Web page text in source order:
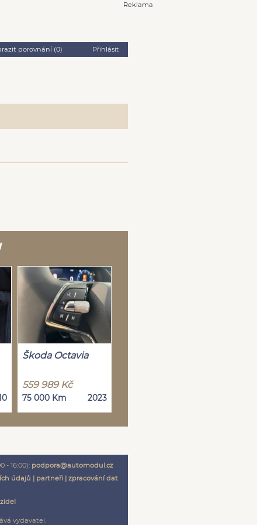
Reklama
porovnání (0) Přihlásit
Škoda Octavia
559 989 Kč
75 000 Km 2023
- 16:00): podpora@automodul.cz
údajů | partneři| zpracování dat
vydavatel.